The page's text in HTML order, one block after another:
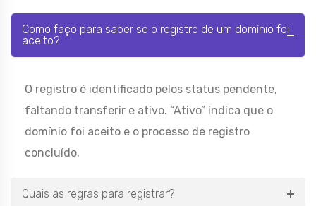
Como faço para saber se o registro de um domínio foi
aceito?
O registro é identificado pelos status pendente,
faltando transferir e ativo. “Ativo” indica que o
domínio foi aceito e o processo de registro
concluído.
Quais as regras para registrar?